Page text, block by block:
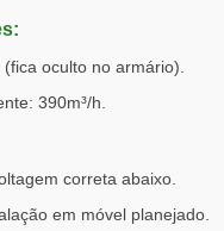
oculto no armário).
390m³/h.
correta abaixo.
em móvel planejado.